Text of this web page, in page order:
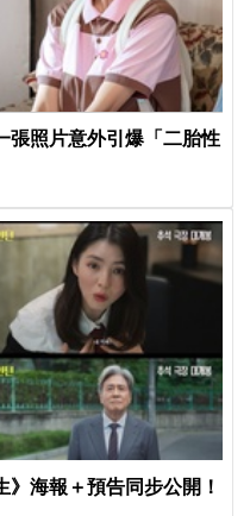
張照片意外引爆「二胎性
海報＋預告同步公開！